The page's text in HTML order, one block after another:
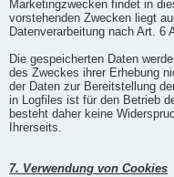
Marketingzwecken findet in
vorstehenden Zwecken liegt
Datenverarbeitung nach Art. 6
Die gespeicherten Daten
des Zweckes ihrer Erhebung
der Daten zur Bereitstellung
in Logfiles ist für den Betrieb
besteht daher keine
Ihrerseits.
7. Verwendung von Cookies